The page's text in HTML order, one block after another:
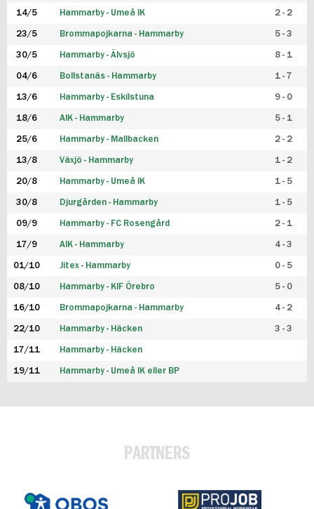
14/5 Hammarby - Umeå IK 2 - 2
23/5 Brommapojkarna - Hammarby 5 - 3
30/5 Hammarby - Älvsjö 8 - 1
04/6 Bollstanäs - Hammarby 1 - 7
13/6 Hammarby - Eskilstuna 9 - 0
18/6 AIK - Hammarby 5 - 1
25/6 Hammarby - Mallbacken 2 - 2
13/8 Växjö - Hammarby 1 - 2
20/8 Hammarby - Umeå IK 1 - 5
30/8 Djurgården - Hammarby 1 - 5
09/9 Hammarby - FC Rosengård 2 - 1
17/9 AIK - Hammarby 4 - 3
01/10 Jitex - Hammarby 0 - 5
08/10 Hammarby - KIF Örebro 5 - 0
16/10 Brommapojkarna - Hammarby 4 - 2
22/10 Hammarby - Häcken 3 - 3
17/11 Hammarby - Häcken
19/11 Hammarby - Umeå IK eller BP
PARTNERS